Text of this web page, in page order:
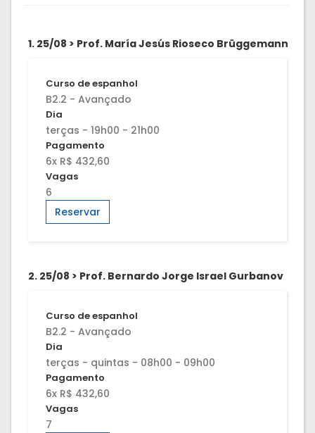
1. 25/08 > Prof. María Jesús Rioseco Brüggemann
Curso de espanhol
B2.2 - Avançado
Dia
terças - 19h00 - 21h00
Pagamento
6x R$ 432,60
Vagas
6
Reservar
2. 25/08 > Prof. Bernardo Jorge Israel Gurbanov
Curso de espanhol
B2.2 - Avançado
Dia
terças - quintas - 08h00 - 09h00
Pagamento
6x R$ 432,60
Vagas
7